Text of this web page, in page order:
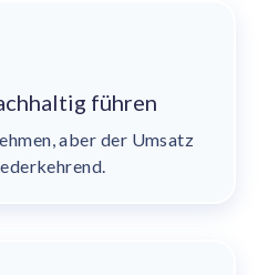
führen
aber der Umsatz